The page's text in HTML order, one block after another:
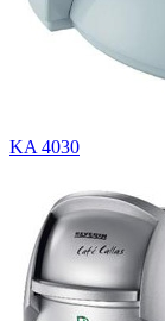
KA 4030